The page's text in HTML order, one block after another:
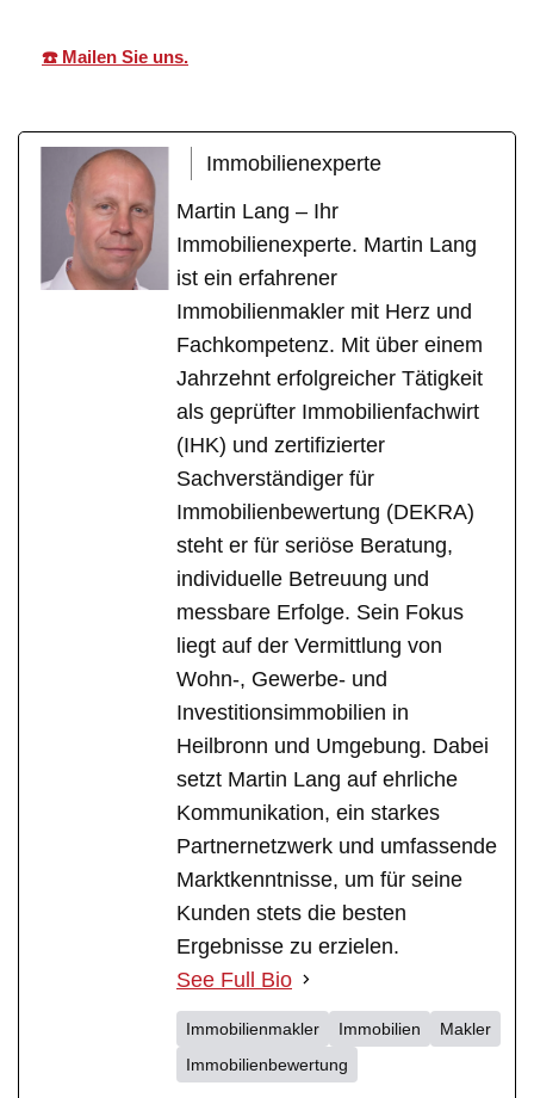
☎️ Mailen Sie uns.
Immobilienexperte
Martin Lang – Ihr
Immobilienexperte. Martin Lang
ist ein erfahrener
Immobilienmakler mit Herz und
Fachkompetenz. Mit über einem
Jahrzehnt erfolgreicher Tätigkeit
als geprüfter Immobilienfachwirt
(IHK) und zertifizierter
Sachverständiger für
Immobilienbewertung (DEKRA)
steht er für seriöse Beratung,
individuelle Betreuung und
messbare Erfolge. Sein Fokus
liegt auf der Vermittlung von
Wohn-, Gewerbe- und
Investitionsimmobilien in
Heilbronn und Umgebung. Dabei
setzt Martin Lang auf ehrliche
Kommunikation, ein starkes
Partnernetzwerk und umfassende
Marktkenntnisse, um für seine
Kunden stets die besten
Ergebnisse zu erzielen.
See Full Bio
Immobilienmakler Immobilien
Makler
Immobilienbewertung